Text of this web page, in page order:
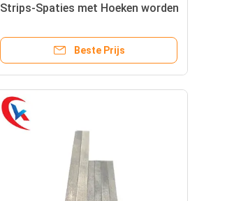
Strips-Spaties met Hoeken worden
Beste Prijs